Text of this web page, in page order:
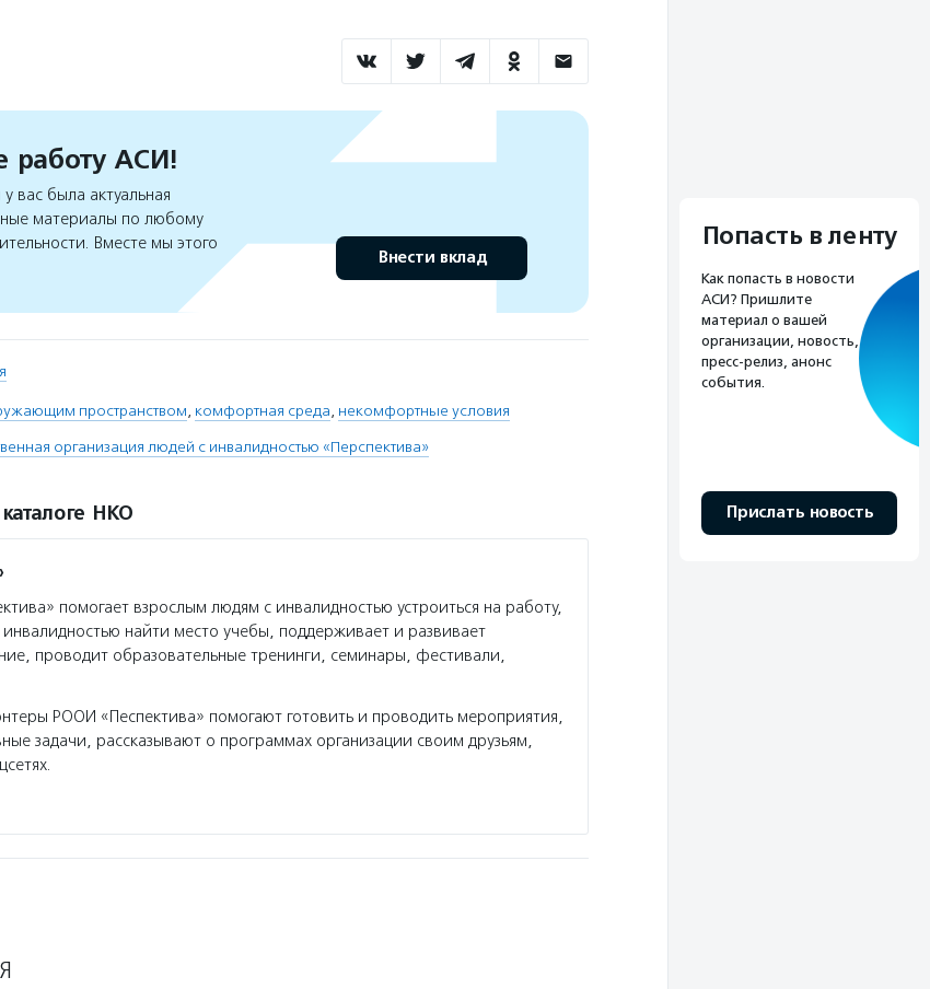
работу АСИ!
вас была актуальная
материалы по любому
Вместе мы этого
Внести вклад
пространством, комфортная среда, некомфортные условия
организация людей с инвалидностью «Перспектива»
НКО
помогает взрослым людям с инвалидностью устроиться на работу,
найти место учебы, поддерживает и развивает
проводит образовательные тренинги, семинары, фестивали,
РООИ «Песпектива» помогают готовить и проводить мероприятия,
задачи, рассказывают о программах организации своим друзьям,
Попасть в ленту
Как попасть в новости
АСИ? Пришлите
материал о вашей
организации, новость,
пресс-релиз, анонс
события.
Прислать новость